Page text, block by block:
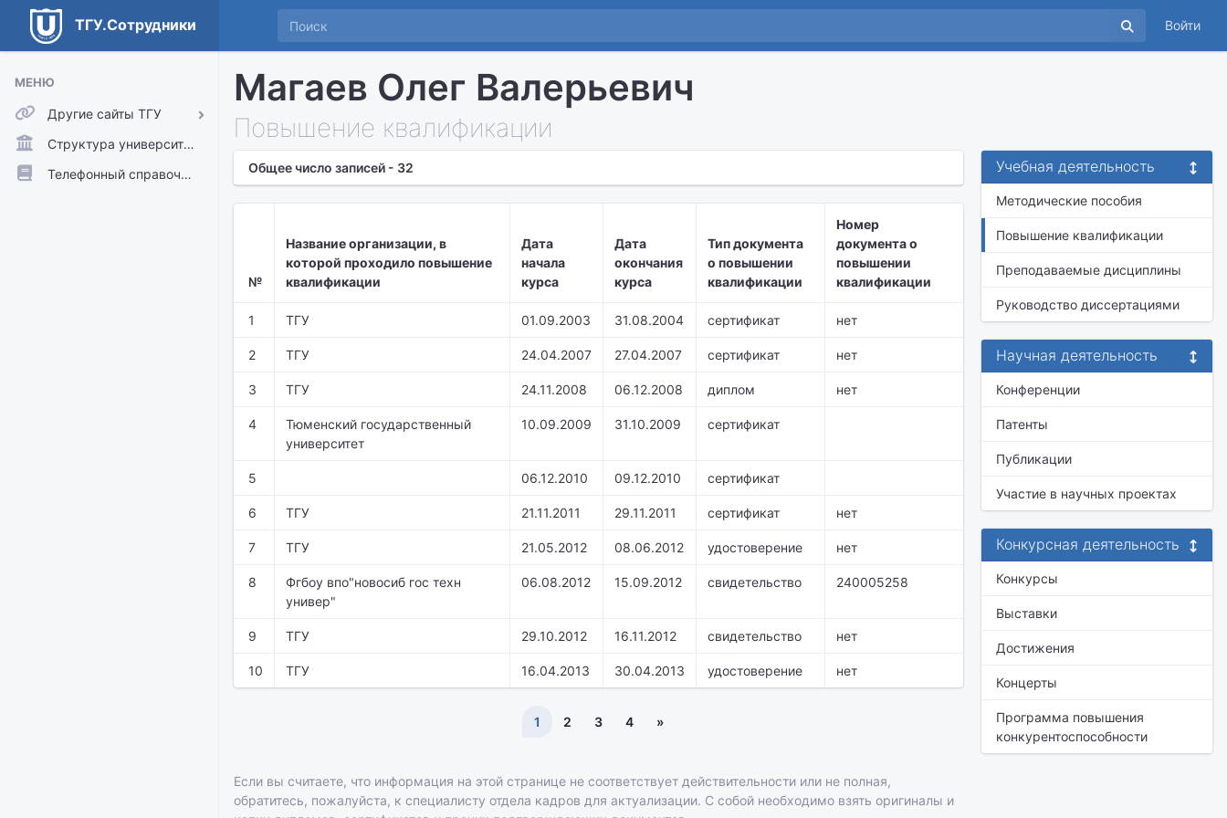
ТГУ.Сотрудники Войти
МЕНЮ
Другие сайты ТГУ
ТГУ.Аккаунты
ТГУ.Расписание
Структура университета
Телефонный справочник
Магаев Олег Валерьевич
Повышение квалификации
Общее число записей - 32
№
Название организации, в
которой проходило повышение
квалификации
Дата
начала
курса
Дата
окончания
курса
Тип документа
о повышении
квалификации
Номер
документа о
повышении
квалификации
1 ТГУ 01.09.2003 31.08.2004 сертификат нет
2 ТГУ 24.04.2007 27.04.2007 сертификат нет
3 ТГУ 24.11.2008 06.12.2008 диплом нет
4
Тюменский государственный
университет
10.09.2009 31.10.2009 сертификат
5 06.12.2010 09.12.2010 сертификат
6 ТГУ 21.11.2011 29.11.2011 сертификат нет
7 ТГУ 21.05.2012 08.06.2012 удостоверение нет
8
Фгбоу впо"новосиб гос техн
универ"
06.08.2012 15.09.2012 свидетельство 240005258
9 ТГУ 29.10.2012 16.11.2012 свидетельство нет
10 ТГУ 16.04.2013 30.04.2013 удостоверение нет
1 2 3 4 »
Если вы считаете, что информация на этой странице не соответствует действительности или не полная,
обратитесь, пожалуйста, к специалисту отдела кадров для актуализации. С собой необходимо взять оригиналы и
Учебная деятельность
Методические пособия
Повышение квалификации
Преподаваемые дисциплины
Руководство диссертациями
Научная деятельность
Конференции
Патенты
Публикации
Участие в научных проектах
Конкурсная деятельность
Конкурсы
Выставки
Достижения
Концерты
Программа повышения
конкурентоспособности